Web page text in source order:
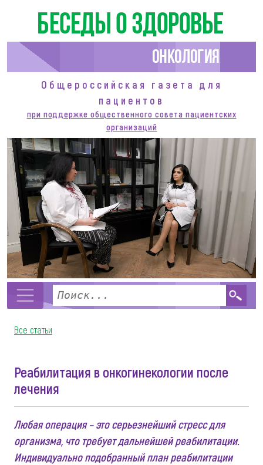
Беседы о здоровье
Онкология
Общероссийская газета для
пациентов
при поддержке общественного совета пациентских
организаций
Все статьи
Реабилитация в онкогинекологии после
лечения
Любая операция – это серьезнейший стресс для
организма, что требует дальнейшей реабилитации.
Индивидуально подобранный план реабилитации